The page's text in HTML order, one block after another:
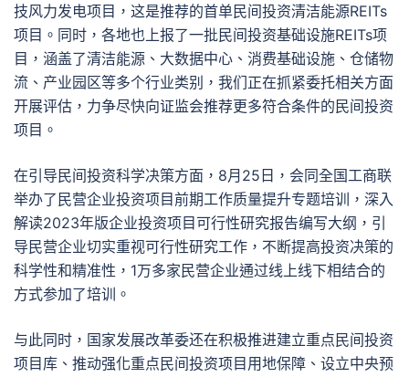
技风力发电项目，这是推荐的首单民间投资清洁能源REITs
项目。同时，各地也上报了一批民间投资基础设施REITs项
目，涵盖了清洁能源、大数据中心、消费基础设施、仓储物
流、产业园区等多个行业类别，我们正在抓紧委托相关方面
开展评估，力争尽快向证监会推荐更多符合条件的民间投资
项目。
在引导民间投资科学决策方面，8月25日，会同全国工商联
举办了民营企业投资项目前期工作质量提升专题培训，深入
解读2023年版企业投资项目可行性研究报告编写大纲，引
导民营企业切实重视可行性研究工作，不断提高投资决策的
科学性和精准性，1万多家民营企业通过线上线下相结合的
方式参加了培训。
与此同时，国家发展改革委还在积极推进建立重点民间投资
项目库、推动强化重点民间投资项目用地保障、设立中央预